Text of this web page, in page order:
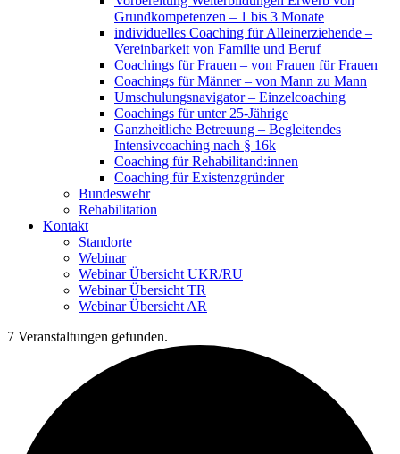
Grundkompetenzen – 1 bis 3 Monate
individuelles Coaching für Alleinerziehende –
Vereinbarkeit von Familie und Beruf
Coachings für Frauen – von Frauen für Frauen
Coachings für Männer – von Mann zu Mann
Umschulungsnavigator – Einzelcoaching
Coachings für unter 25-Jährige
Ganzheitliche Betreuung – Begleitendes
Intensivcoaching nach § 16k
Coaching für Rehabilitand:innen
Coaching für Existenzgründer
Bundeswehr
Rehabilitation
Kontakt
Standorte
Webinar
Webinar Übersicht UKR/RU
Webinar Übersicht TR
Webinar Übersicht AR
7 Veranstaltungen gefunden.